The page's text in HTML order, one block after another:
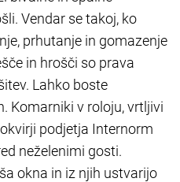
Vendar se takoj, ko
prhutanje in gomazenje
in hrošči so prava
Lahko boste
Komarniki v roloju, vrtljivi
podjetja Internorm
neželenimi gosti.
okna in iz njih ustvarijo